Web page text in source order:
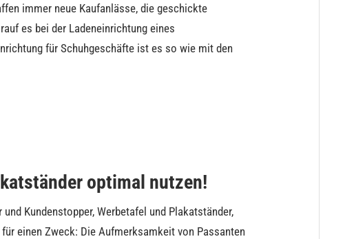
immer neue Kaufanlässe, die geschickte
es bei der Ladeneinrichtung eines
für Schuhgeschäfte ist es so wie mit den
optimal nutzen!
Kundenstopper, Werbetafel und Plakatständer,
einen Zweck: Die Aufmerksamkeit von Passanten